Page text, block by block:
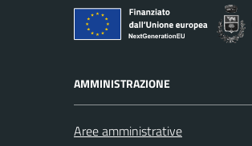
AMMINISTRAZIONE
Aree amministrative